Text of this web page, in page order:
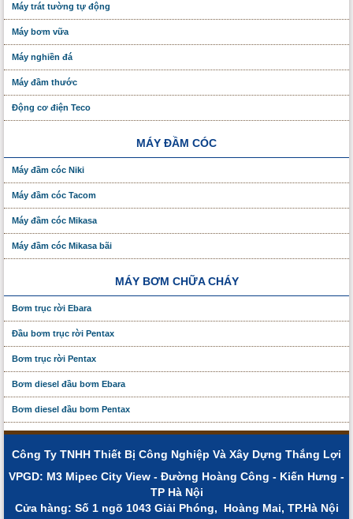
Máy trát tường tự động
Máy bơm vữa
Máy nghiền đá
Máy đầm thước
Động cơ điện Teco
MÁY ĐẦM CÓC
Máy đầm cóc Niki
Máy đầm cóc Tacom
Máy đầm cóc Mikasa
Máy đầm cóc Mikasa bãi
MÁY BƠM CHỮA CHÁY
Bơm trục rời Ebara
Đầu bơm trục rời Pentax
Bơm trục rời Pentax
Bơm diesel đầu bơm Ebara
Bơm diesel đầu bơm Pentax
Công Ty TNHH Thiết Bị Công Nghiệp Và Xây Dựng Thắng Lợi
VPGD: M3 Mipec City View - Đường Hoàng Công - Kiến Hưng -
TP Hà Nội
Cửa hàng: Số 1 ngõ 1043 Giải Phóng, Hoàng Mai, TP.Hà Nội